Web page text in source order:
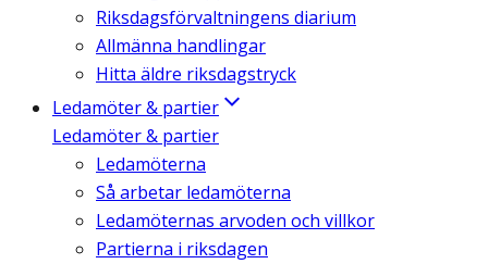
Riksdagsförvaltningens diarium
Allmänna handlingar
Hitta äldre riksdagstryck
Ledamöter & partier
Ledamöter & partier
Ledamöterna
Så arbetar ledamöterna
Ledamöternas arvoden och villkor
Partierna i riksdagen